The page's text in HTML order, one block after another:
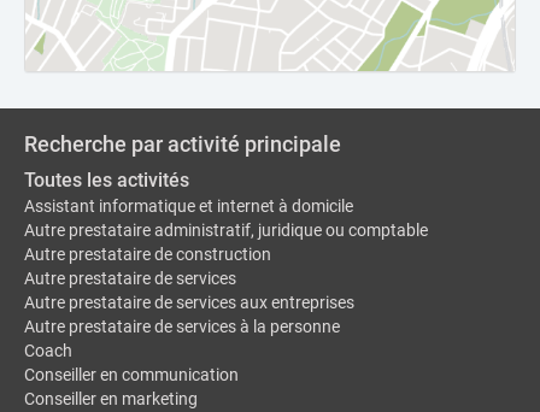
Recherche par activité principale
Toutes les activités
Assistant informatique et internet à domicile
Autre prestataire administratif, juridique ou comptable
Autre prestataire de construction
Autre prestataire de services
Autre prestataire de services aux entreprises
Autre prestataire de services à la personne
Coach
Conseiller en communication
Conseiller en marketing